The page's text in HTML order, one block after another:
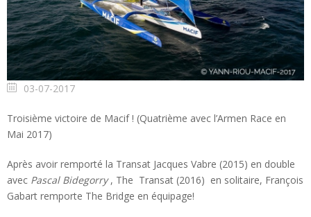
03-07-2017
Troisième victoire de Macif ! (Quatrième avec l’Armen Race en
Mai 2017)
Après avoir remporté la Transat Jacques Vabre (2015) en double
avec Pascal Bidegorry, The Transat (2016) en solitaire, François
Gabart remporte The Bridge en équipage!